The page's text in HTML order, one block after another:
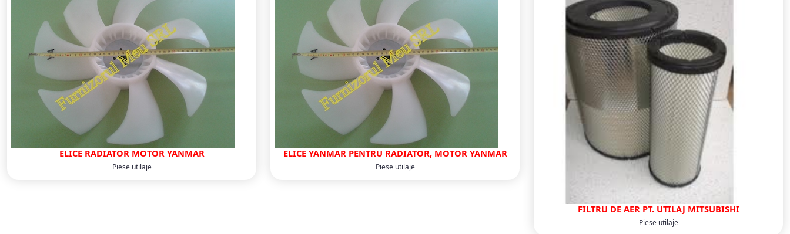
ELICE RADIATOR MOTOR YANMAR
Piese utilaje
ELICE YANMAR PENTRU RADIATOR, MOTOR YANMAR
Piese utilaje
FILTRU DE AER PT. UTILAJ MITSUBISHI
Piese utilaje